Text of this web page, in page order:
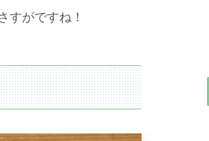
すがですね！